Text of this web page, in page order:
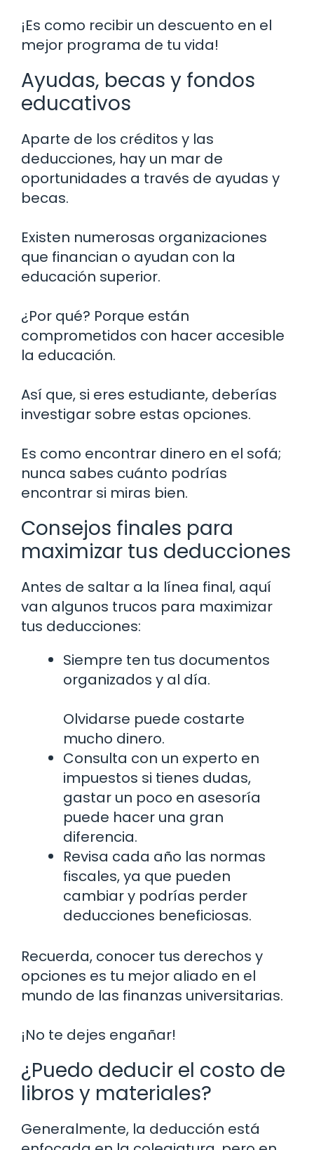
¡Es como recibir un descuento en el
mejor programa de tu vida!
Ayudas, becas y fondos
educativos
Aparte de los créditos y las
deducciones, hay un mar de
oportunidades a través de ayudas y
becas.
Existen numerosas organizaciones
que financian o ayudan con la
educación superior.
¿Por qué? Porque están
comprometidos con hacer accesible
la educación.
Así que, si eres estudiante, deberías
investigar sobre estas opciones.
Es como encontrar dinero en el sofá;
nunca sabes cuánto podrías
encontrar si miras bien.
Consejos finales para
maximizar tus deducciones
Antes de saltar a la línea final, aquí
van algunos trucos para maximizar
tus deducciones:
Siempre ten tus documentos
organizados y al día.
Olvidarse puede costarte
mucho dinero.
Consulta con un experto en
impuestos si tienes dudas,
gastar un poco en asesoría
puede hacer una gran
diferencia.
Revisa cada año las normas
fiscales, ya que pueden
cambiar y podrías perder
deducciones beneficiosas.
Recuerda, conocer tus derechos y
opciones es tu mejor aliado en el
mundo de las finanzas universitarias.
¡No te dejes engañar!
¿Puedo deducir el costo de
libros y materiales?
Generalmente, la deducción está